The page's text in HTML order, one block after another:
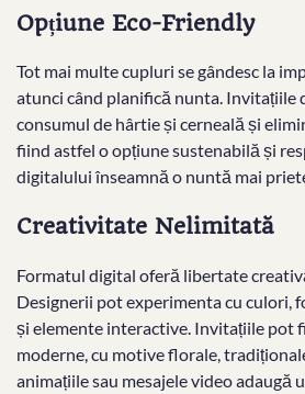
Opțiune Eco-Friendly
Tot mai multe cupluri se gândesc la
atunci când planifică nunta. Invitațiile
consumul de hârtie și cerneală și
fiind astfel o opțiune sustenabilă și
digitalului înseamnă o nuntă mai
Creativitate Nelimitată
Formatul digital oferă libertate
Designerii pot experimenta cu culori,
și elemente interactive. Invitațiile pot
moderne, cu motive florale,
animațiile sau mesajele video adaugă